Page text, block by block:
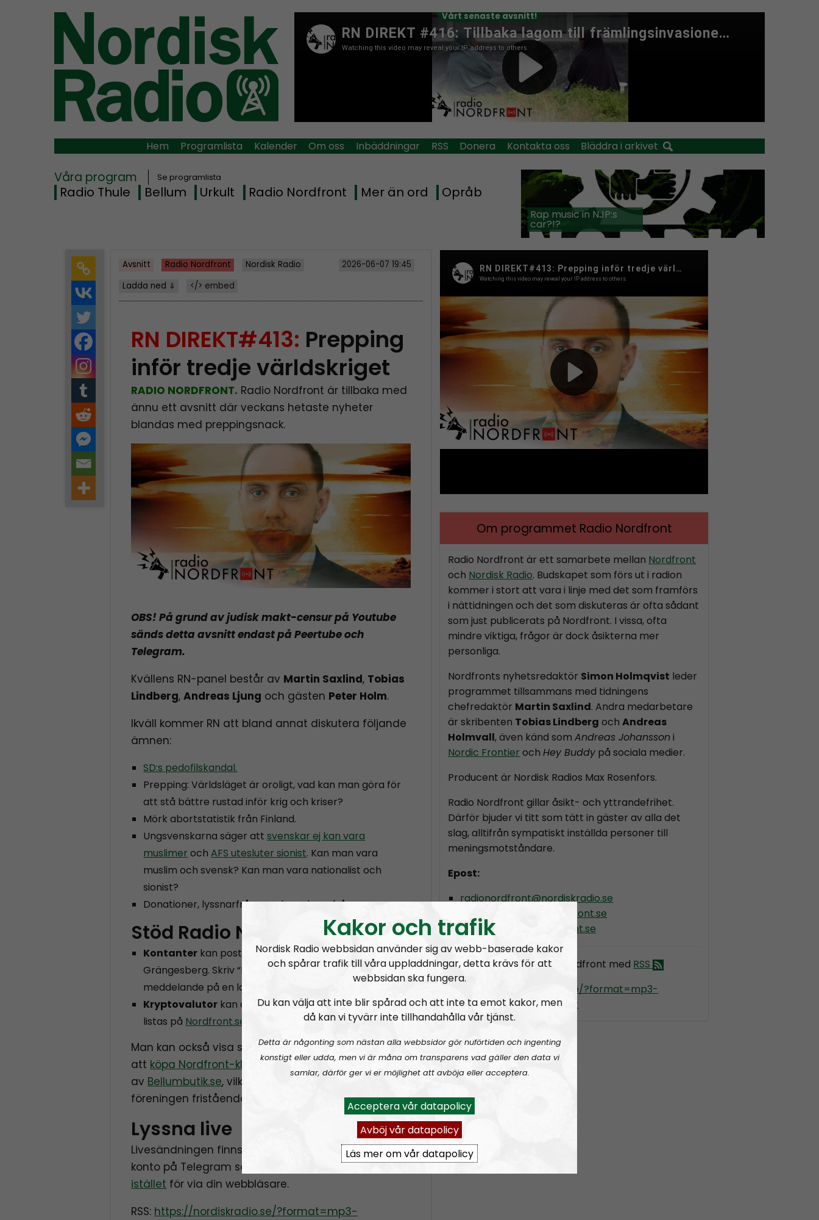
Vårt senaste avsnitt!
Hem Programlista Kalender Om oss Inbäddningar RSS Donera Kontakta oss Bläddra i arkivet
Våra program Se programlista
Radio Thule Bellum Urkult Radio Nordfront Mer än ord Opråb
Rap music in NJP:s
car?!?
Avsnitt Radio Nordfront Nordisk Radio
2026-06-07 19:45
Ladda ned ⇓
</> embed
RN DIREKT#413: Prepping
inför tredje världskriget
RADIO NORDFRONT. Radio Nordfront är tillbaka med
ännu ett avsnitt där veckans hetaste nyheter
blandas med preppingsnack.
OBS! På grund av judisk makt-censur på Youtube
sänds detta avsnitt endast på Peertube och
Telegram.
Kvällens RN-panel består av Martin Saxlind, Tobias
Lindberg,Andreas Ljung och gästen Peter Holm.
Ikväll kommer RN att bland annat diskutera följande
ämnen:
SD:s pedofilskandal.
Prepping: Världsläget är oroligt, vad kan man göra för
att stå bättre rustad inför krig och kriser?
Mörk abortstatistik från Finland.
Ungsvenskarna säger attsvenskar ej kan vara
muslimer ochAFS utesluter sionist. Kan man vara
muslim och svensk? Kan man vara nationalist och
sionist?
Donationer, lyssnarfrågor och veckans fråga.
Stöd Radio Nordfront
Kontanter kan postas till Nordfront / Box 52 / 77222
Grängesberg. Skriv “Nordfront” och eventuellt
meddelande på en lapp i kuvertet.
Kryptovalutor kan doneras till plånböckerna som
listas på Nordfront.se/donera
Man kan också visa sitt moraliska stöd genom
att köpa Nordfront-kläderoch handla
av Bellumbutik.se, vilket dock sker genom ett från
föreningen fristående företag.
Lyssna live
Livesändningen finns även på Telegram. Har du ett
konto på Telegram så kan du testa att
lyssna där
istället för via din webbläsare.
RSS: https://nordiskradio.se/?format=mp3-
Om programmet Radio Nordfront
Radio Nordfront är ett samarbete mellan Nordfront
och Nordisk Radio. Budskapet som förs ut i radion
kommer i stort att vara i linje med det som framförs
i nättidningen och det som diskuteras är ofta sådant
som just publicerats på Nordfront. I vissa, ofta
mindre viktiga, frågor är dock åsikterna mer
personliga.
Nordfronts nyhetsredaktör Simon Holmqvist leder
programmet tillsammans med tidningens
chefredaktör Martin Saxlind. Andra medarbetare
är skribenten Tobias Lindberg ochAndreas
Holmvall, även känd somAndreas Johansson i
Nordic Frontier ochHey Buddy på sociala medier.
Producent är Nordisk Radios Max Rosenfors.
Radio Nordfront gillar åsikt- och yttrandefrihet.
Därför bjuder vi titt som tätt in gäster av alla det
slag, alltifrån sympatiskt inställda personer till
meningsmotståndare.
Epost:
radionordfront@nordiskradio.se
simon.holmqvist@nordfront.se
martin.saxlind@nordfront.se
Prenumerera på Radio Nordfront med RSS
https://nordiskradio.se/?format=mp3-
rss&show=radio-nordfront
Kakor och trafik
Nordisk Radio webbsidan använder sig av webb-baserade kakor
och spårar trafik till våra uppladdningar, detta krävs för att
webbsidan ska fungera.
Du kan välja att inte blir spårad och att inte ta emot kakor, men
då kan vi tyvärr inte tillhandahålla vår tjänst.
Detta är någonting som nästan alla webbsidor gör nuförtiden och ingenting
konstigt eller udda, men vi är måna om transparens vad gäller den data vi
samlar, därför ger vi er möjlighet att avböja eller acceptera.
Acceptera vår datapolicy
Avböj vår datapolicy
Läs mer om vår datapolicy